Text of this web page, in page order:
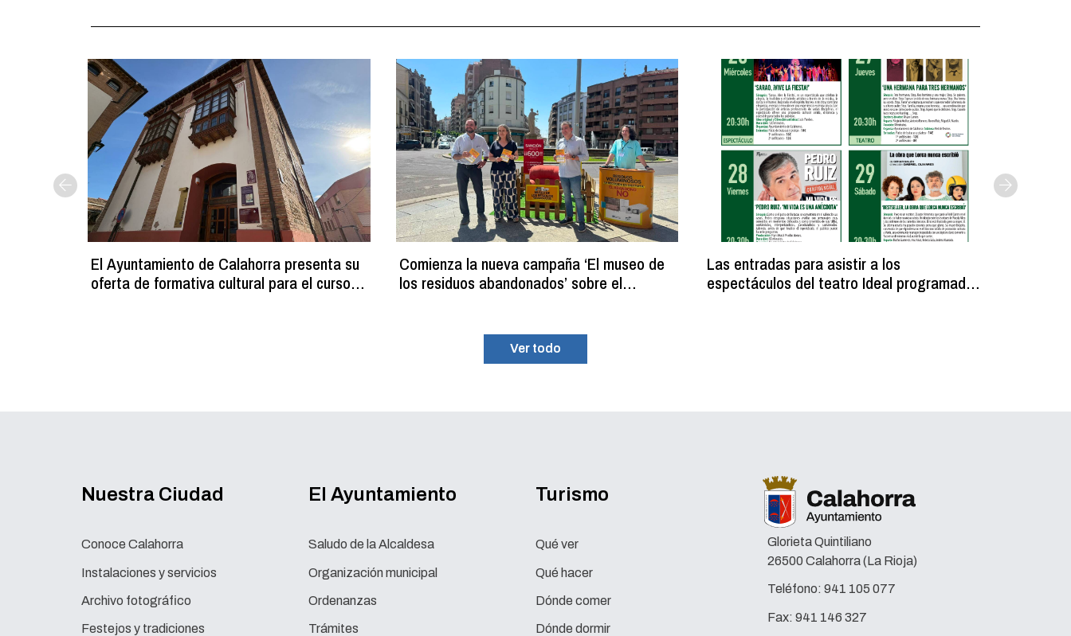
El Ayuntamiento de Calahorra presenta su
oferta de formativa cultural para el curso
Comienza la nueva campaña ‘El museo de
los residuos abandonados’ sobre el
Las entradas para asistir a los
espectáculos del teatro Ideal programados
Ver todo
Nuestra Ciudad
Conoce Calahorra
Instalaciones y servicios
Archivo fotográfico
Festejos y tradiciones
El Ayuntamiento
Saludo de la Alcaldesa
Organización municipal
Ordenanzas
Trámites
Turismo
Qué ver
Qué hacer
Dónde comer
Dónde dormir
Glorieta Quintiliano
26500 Calahorra (La Rioja)
Teléfono: 941 105 077
Fax: 941 146 327